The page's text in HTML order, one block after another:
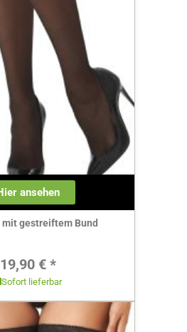
ansehen
gestreiftem Bund
Regulärer Preis:
19,90 € *
Sofort lieferbar